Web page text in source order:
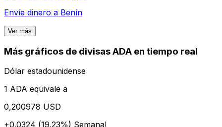
Envíe dinero a Benín
Ver más
Más gráficos de divisas ADA en tiempo real
Dólar estadounidense
1 ADA equivale a
0,200978 USD
+0.0324 (19.23%) Semanal